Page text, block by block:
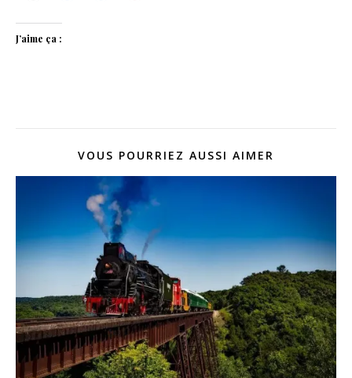
J’aime ça :
VOUS POURRIEZ AUSSI AIMER